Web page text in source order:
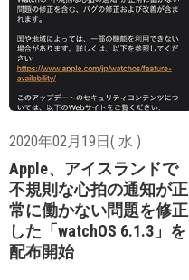
2020年02月19日( 水 )
Apple、アイスランドで
不規則な心拍の通知が正
常に働かない問題を修正
した「watchOS 6.1.3」を
配布開始